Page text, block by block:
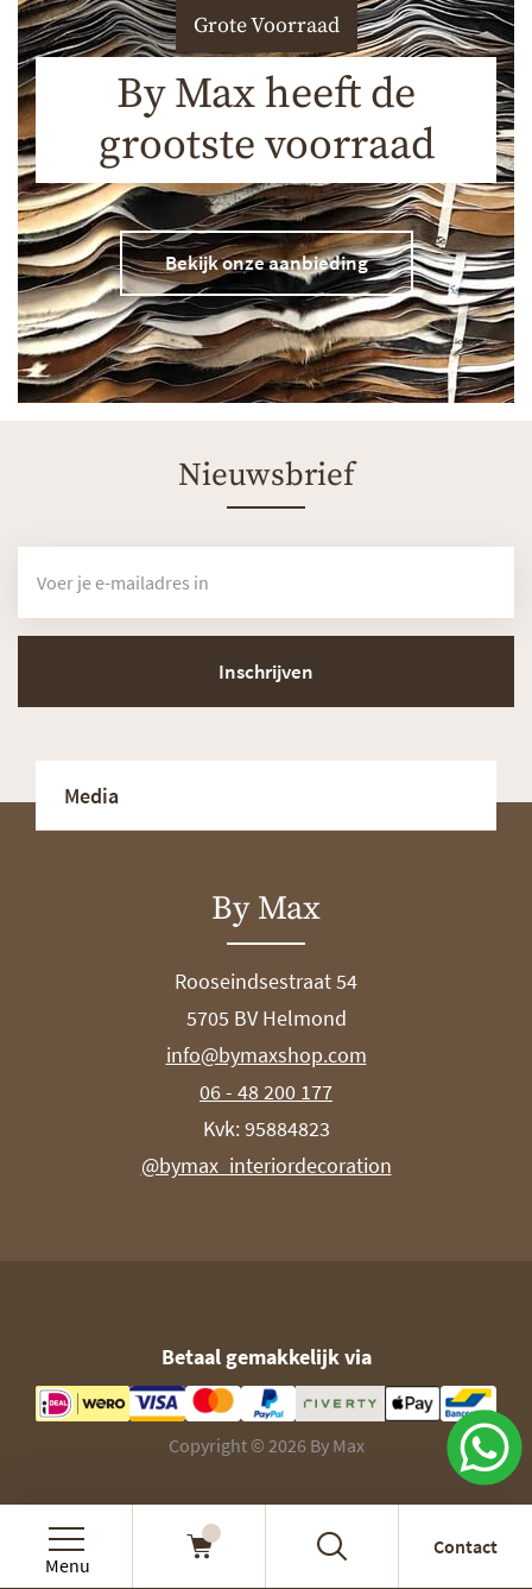
Grote Voorraad
By Max heeft de
grootste voorraad
Bekijk onze aanbieding
Nieuwsbrief
Inschrijven
Media
By Max
Rooseindsestraat 54
5705 BV Helmond
info@bymaxshop.com
06 - 48 200 177
Kvk: 95884823
@bymax_interiordecoration
Betaal gemakkelijk via
Copyright © 2026 By Max
Menu
Contact